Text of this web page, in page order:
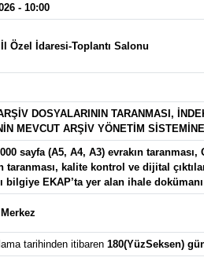
- 10:00
Özel İdaresi-Toplantı Salonu
DOSYALARININ TARANMASI,
MEVCUT ARŞİV YÖNETİM
sayfa (A5, A4, A3) evrakın
taranması, kalite kontrol ve dijital
bilgiye EKAP’ta yer alan ihale
tarihinden itibaren 180(YüzSeksen)